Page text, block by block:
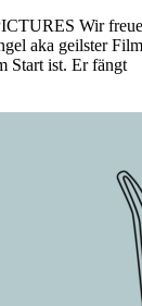
Wir
aka geilster
Start ist. Er fängt